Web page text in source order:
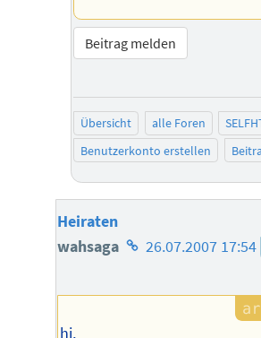
Beitrag melden
Übersicht alle Foren
Benutzerkonto erstellen
Heiraten
wahsaga Homepage
Autors
26.07.2007 17:54
hi,